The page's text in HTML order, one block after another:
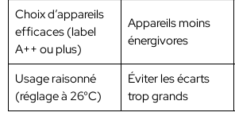
Choix d’appareils
efficaces (label
A++ ou plus)
Appareils moins
énergivores
Usage raisonné
(réglage à 26°C)
Éviter les écarts
trop grands